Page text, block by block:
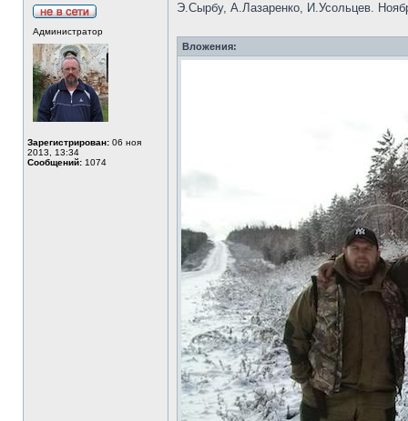
Администратор
Зарегистрирован: 06 ноя
2013, 13:34
Сообщений: 1074
Э.Сырбу, А.Лазаренко, И.Усольцев.
Вложения: